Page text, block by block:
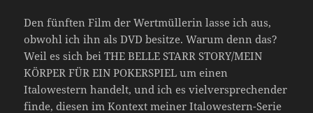
Den fünften Film der Wertmüllerin lasse ich aus,
obwohl ich ihn als DVD besitze. Warum denn das?
Weil es sich bei THE BELLE STARR STORY/MEIN
KÖRPER FÜR EIN POKERSPIEL um einen
Italowestern handelt, und ich es vielversprechender
finde, diesen im Kontext meiner Italowestern-Serie